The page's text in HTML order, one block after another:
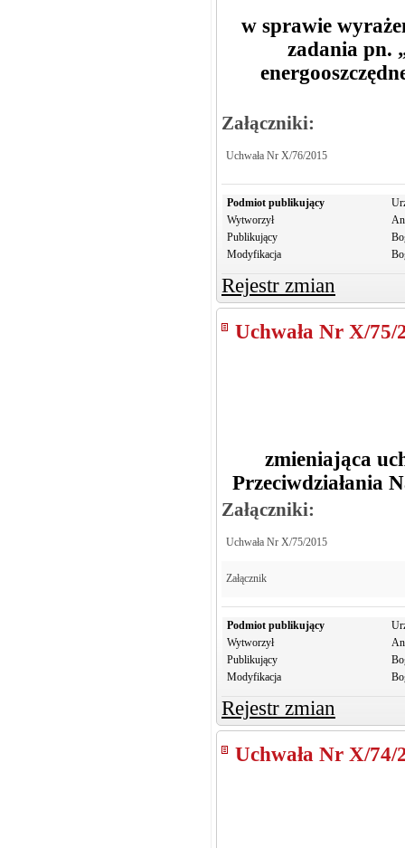
w sprawie
zadania pn.
Załączniki:
Uchwała Nr X/76/2015
Podmiot publikujący
Wytworzył
Publikujący
Modyfikacja
Rejestr zmian
Uchwała Nr X/75/
zmieniająca
Przeciwdziałania
Załączniki:
Uchwała Nr X/75/2015
Załącznik
Podmiot publikujący
Wytworzył
Publikujący
Modyfikacja
Rejestr zmian
Uchwała Nr X/74/